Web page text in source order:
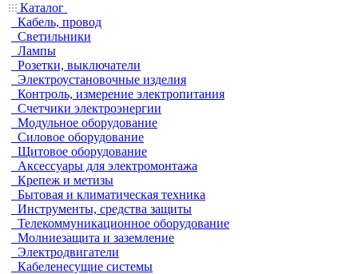
Каталог
Кабель, провод
Светильники
Лампы
Розетки, выключатели
Электроустановочные изделия
Контроль, измерение электропитания
Счетчики электроэнергии
Модульное оборудование
Силовое оборудование
Щитовое оборудование
Аксессуары для электромонтажа
Крепеж и метизы
Бытовая и климатическая техника
Инструменты, средства защиты
Телекоммуникационное оборудование
Молниезащита и заземление
Электродвигатели
Кабеленесущие системы